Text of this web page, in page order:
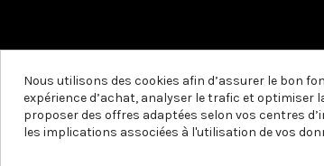
Nous utilisons des cookies afin d’assurer le bon
expérience d’achat, analyser le trafic et optimiser
proposer des offres adaptées selon vos centres
les implications associées à l'utilisation de vos